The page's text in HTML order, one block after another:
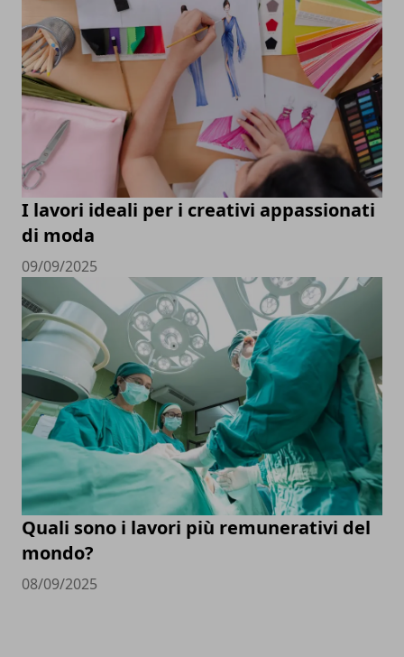
I lavori ideali per i creativi appassionati
di moda
09/09/2025
Quali sono i lavori più remunerativi del
mondo?
08/09/2025